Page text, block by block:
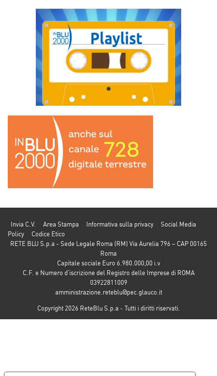
Invia C.V. Area Stampa Informativa sulla privacy
Social Media
Policy
Codice Etico
RETE BLU S.p.a - Sede Legale Roma (RM) Via Aurelia 796 – CAP 00165
Roma
Capitale sociale Euro 6.980.000,00 i.v
C.F. e Numero d’iscrizione del Registro delle Imprese di ROMA
03922811009
amministrazione.reteblu@pec.glauco.it
Copyright 2026 ReteBlu S.p.a - Tutti i diritti riservati.